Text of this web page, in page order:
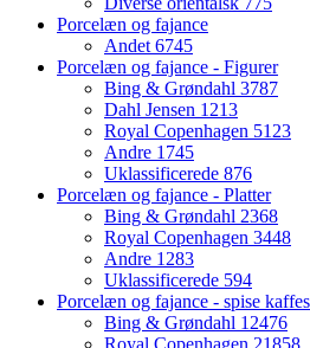
Porcelæn og fajance
Andet6745
Porcelæn og fajance - Figurer
Bing & Grøndahl 3787
Dahl Jensen 1213
Royal Copenhagen 5123
Andre 1745
Uklassificerede 876
Porcelæn og fajance - Platter
Bing & Grøndahl 2368
Royal Copenhagen 3448
Andre 1283
Uklassificerede 594
Porcelæn og fajance - spise
Bing & Grøndahl 12476